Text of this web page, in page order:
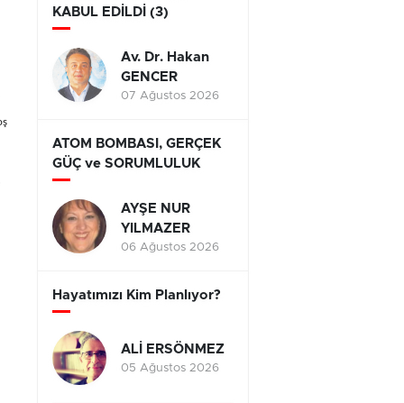
KABUL EDİLDİ (3)
Av. Dr. Hakan
GENCER
07 Ağustos 2026
ATOM BOMBASI, GERÇEK
GÜÇ ve SORUMLULUK
AYŞE NUR
YILMAZER
06 Ağustos 2026
Hayatımızı Kim Planlıyor?
ALİ ERSÖNMEZ
05 Ağustos 2026